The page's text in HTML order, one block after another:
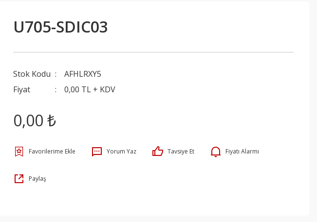
U705-SDIC03
Stok Kodu
AFHLRXY5
Fiyat
0,00 TL + KDV
0,00 ₺
Yorum Yaz Tavsiye Et Fiyatı Alarmı
Paylaş